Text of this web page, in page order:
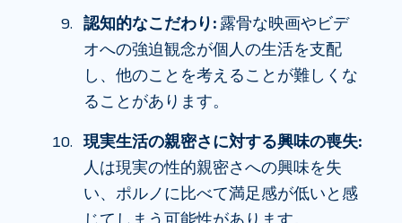
認知的なこだわり:露骨な映画やビデ
オへの強迫観念が個人の生活を支配
し、他のことを考えることが難しくな
ることがあります。
現実生活の親密さに対する興味の喪失:
人は現実の性的親密さへの興味を失
い、ポルノに比べて満足感が低いと感
じてしまう可能性があります。